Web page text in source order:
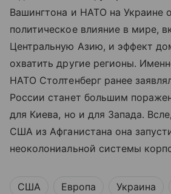
Вашингтона и НАТО на Украине
политическое влияние в мире,
Центральную Азию, и эффект
охватить другие регионы.
НАТО Столтенберг ранее
России станет большим
для Киева, но и для Запада.
США из Афганистана она
неоколониальной системы
США Европа Украина